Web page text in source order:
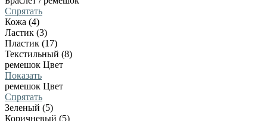
Спрятать
Кожа (4)
Ластик (3)
Пластик (17)
Текстильный (8)
ремешок Цвет
Показать
ремешок Цвет
Спрятать
Зеленый (5)
Коричневый (5)